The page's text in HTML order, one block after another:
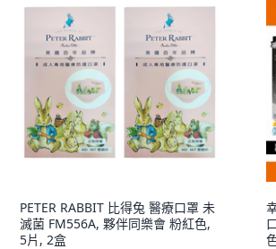
PETER RABBIT 比得兔 醫療口罩 未
滅菌 FM556A, 夥伴同樂會 粉紅色,
5片, 2盒